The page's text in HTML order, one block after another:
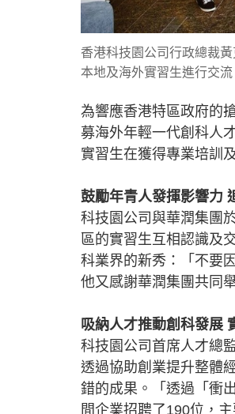
香港科技園公司行政總裁
本地及海外實習生進行交流
為響應香港特區政府的
募海外年輕一代創科人
實習生在獲得專業培訓
鼓勵年青人發揮影響力
科技園公司與華潤集團
區的實習生互相認識及
科業界的新秀：「不要
他又感謝華潤集團共同
吸納人才推動創科發展
科技園公司首席人才總
透過協助創業提升整體
錯的成果。「透過「衝
間企業招聘了190位，